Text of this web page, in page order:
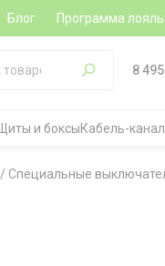
Блог Программа
8
Щиты и боксыКабель-
/ Специальные